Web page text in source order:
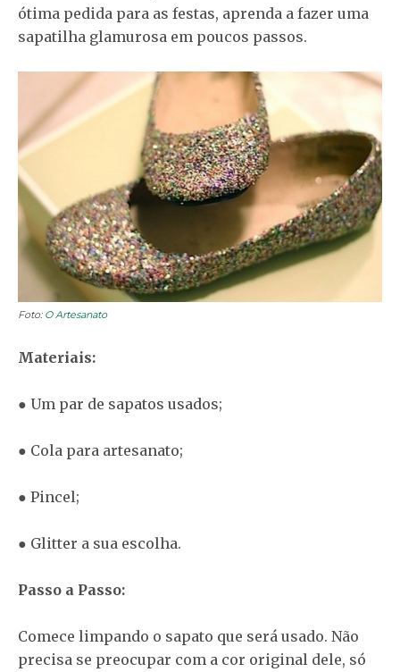
ótima pedida para as festas, aprenda a fazer uma
sapatilha glamurosa em poucos passos.
Foto: O Artesanato
Materiais:
● Um par de sapatos usados;
● Cola para artesanato;
● Pincel;
● Glitter a sua escolha.
Passo a Passo:
Comece limpando o sapato que será usado. Não
precisa se preocupar com a cor original dele, só